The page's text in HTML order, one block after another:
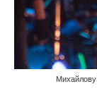
Михайлову